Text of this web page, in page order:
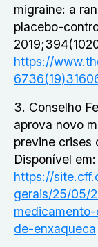
migraine: a
placebo-
https://
3. Conselho
aprova novo
previne crises
Disponível em:
https://
gerais/25/05/
de-enxaqueca